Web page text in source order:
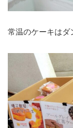
常温のケーキはダ